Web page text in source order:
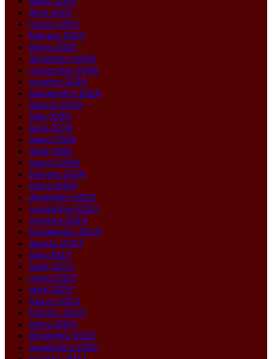
abril 2025
marzo 2025
febrero 2025
enero 2025
diciembre 2024
noviembre 2024
octubre 2024
septiembre 2024
agosto 2024
julio 2024
junio 2024
mayo 2024
abril 2024
marzo 2024
febrero 2024
enero 2024
diciembre 2023
noviembre 2023
octubre 2023
septiembre 2023
agosto 2023
julio 2023
junio 2023
mayo 2023
abril 2023
marzo 2023
febrero 2023
enero 2023
diciembre 2022
noviembre 2022